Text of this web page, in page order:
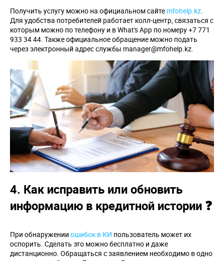
Получить услугу можно на официальном сайте mfohelp.kz.
Для удобства потребителей работает колл-центр, связаться с
которым можно по телефону и в What's App по номеру +7 771
933 34 44. Также официальное обращение можно подать
через электронный адрес службы manager@mfohelp.kz.
4. Как исправить или обновить
информацию в кредитной истории ❓
При обнаружении ошибок в КИ пользователь может их
оспорить. Сделать это можно бесплатно и даже
дистанционно. Обращаться с заявлением необходимо в одно